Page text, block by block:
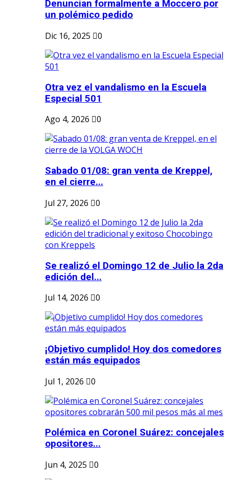
Denuncian formalmente a Moccero por
un polémico pedido
Dic 16, 2025
0
Otra vez el vandalismo en la Escuela
Especial 501
Ago 4, 2026
0
Sabado 01/08: gran venta de Kreppel,
en el cierre...
Jul 27, 2026
0
Se realizó el Domingo 12 de Julio la 2da
edición del...
Jul 14, 2026
0
¡Objetivo cumplido! Hoy dos comedores
están más equipados
Jul 1, 2026
0
Polémica en Coronel Suárez: concejales
opositores...
Jun 4, 2025
0